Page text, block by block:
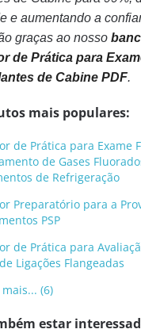
e aumentando a
graças ao nosso
de Prática para
de Cabine PDF.
mais populares:
de Prática para Exame
de Gases
de Refrigeração
Preparatório para a
PSP
de Prática para
Ligações Flangeadas
(6)
estar